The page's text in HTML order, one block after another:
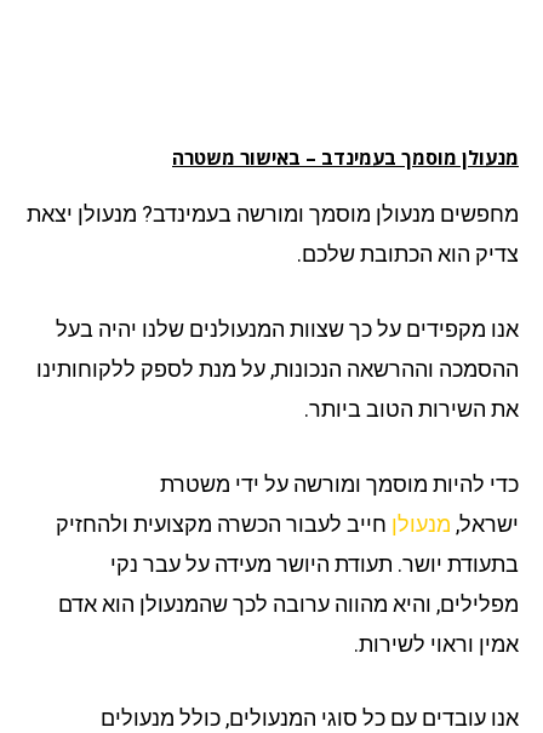
מוסמך בעמינדב – באישור משטרה
מנעולן מוסמך ומורשה בעמינדב? מנעולן יצאת
הוא הכתובת שלכם.
מקפידים על כך שצוות המנעולנים שלנו יהיה בעל
וההרשאה הנכונות, על מנת לספק ללקוחותינו
השירות הטוב ביותר.
להיות מוסמך ומורשה על ידי משטרת
מנעולןחייב לעבור הכשרה מקצועית ולהחזיק
יושר. תעודת היושר מעידה על עבר נקי
והיא מהווה ערובה לכך שהמנעולן הוא אדם
וראוי לשירות.
עובדים עם כל סוגי המנעולים, כולל מנעולים